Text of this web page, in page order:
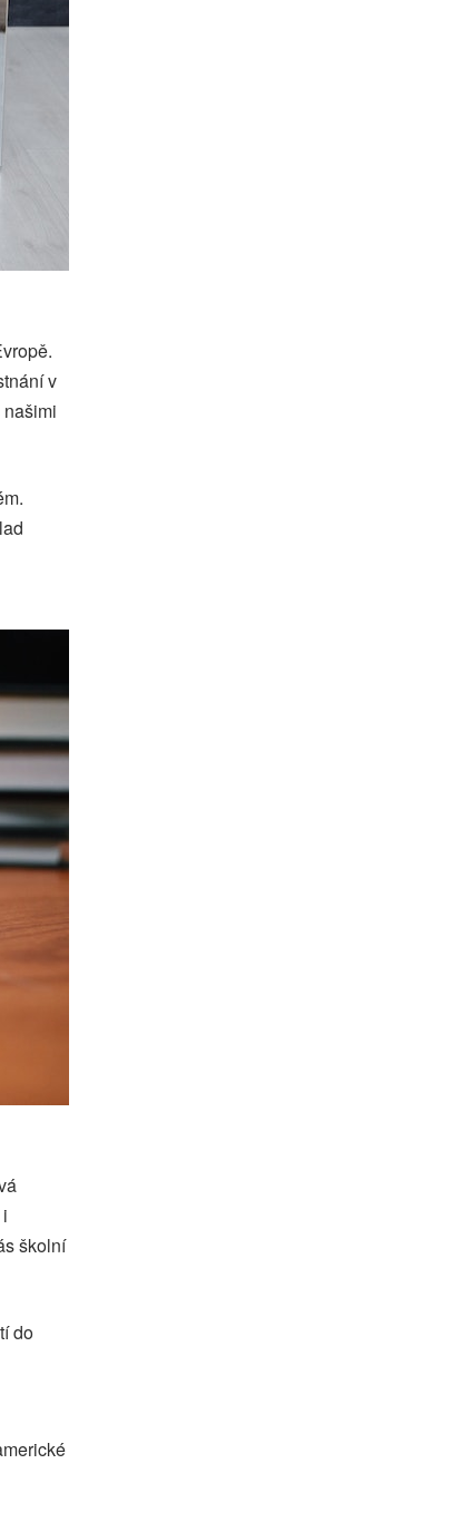
v
školní
do